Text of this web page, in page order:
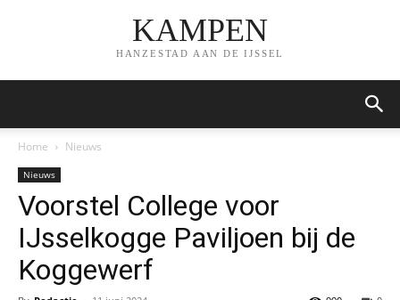
KAMPEN
HANZESTAD AAN DE IJSSEL
Home Nieuws
Nieuws
Voorstel College voor
IJsselkogge Paviljoen bij de
Koggewerf